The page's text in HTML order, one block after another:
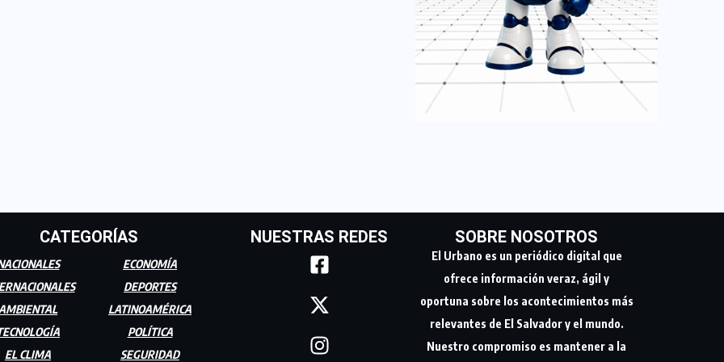
CATEGORÍAS
EL CLIMA
ECONOMÍA
DEPORTES
LATINOAMÉRICA
POLÍTICA
SEGURIDAD
NUESTRAS REDES SOBRE NOSOTROS
El Urbano es un periódico digital que
ofrece información veraz, ágil y
oportuna sobre los acontecimientos más
relevantes de El Salvador y el mundo.
Nuestro compromiso es mantener a la